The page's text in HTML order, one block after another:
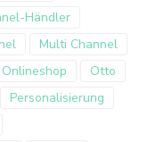
Händler
Multi Channel
Onlineshop
Otto
Personalisierung